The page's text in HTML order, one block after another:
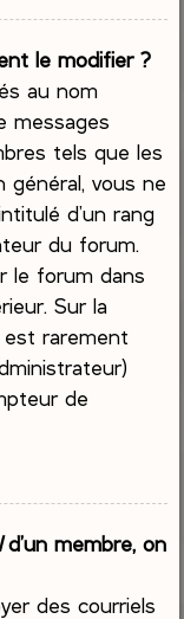
le modifier ?
au nom
messages
tels que les
général, vous ne
d’un rang
du forum.
le forum dans
Sur la
rarement
de
d’un membre, on
des courriels